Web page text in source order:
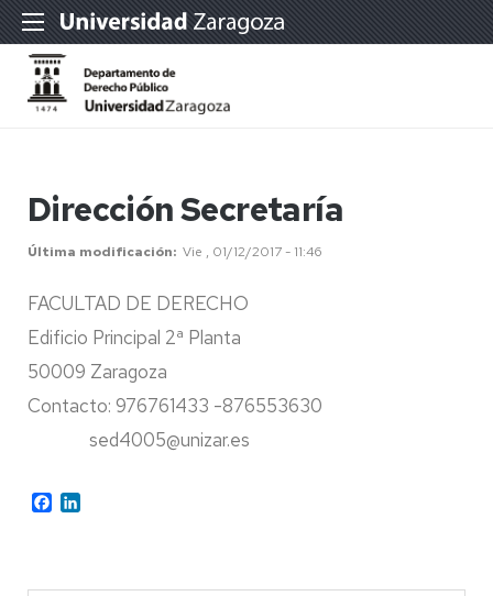
Dirección Secretaría
Última modificación Vie , 01/12/2017 - 11:46
FACULTAD DE DERECHO
Edificio Principal 2ª Planta
50009 Zaragoza
Contacto: 976761433 -876553630
sed4005@unizar.es
Facebook